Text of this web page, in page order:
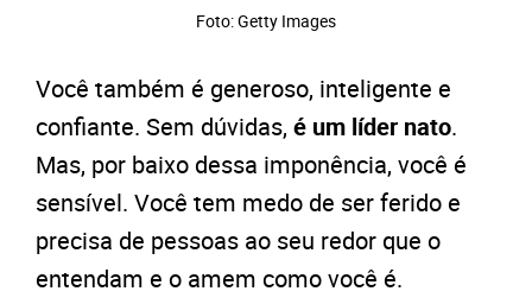
Foto: Getty Images
Você também é generoso, inteligente e
confiante. Sem dúvidas, é um líder nato.
Mas, por baixo dessa imponência, você é
sensível. Você tem medo de ser ferido e
precisa de pessoas ao seu redor que o
entendam e o amem como você é.